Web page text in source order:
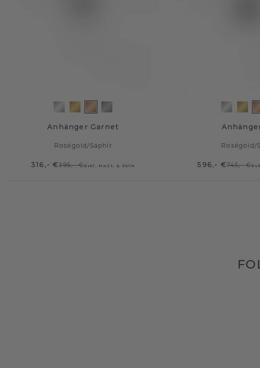
Anhänger Garnet
Roségold / Saphir
316,- €395,- €Exkl. MwSt. & Zölle
Roségold /
596,- €745,- €